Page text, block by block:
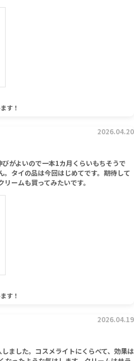
す！
2026.04.20
がよいので一本1カ月くらいもちそうで
。タイの品は今回はじめてです。期待して
ームも買ってみたいです。
す！
2026.04.19
ました。コスメライトにくらべて、効果は